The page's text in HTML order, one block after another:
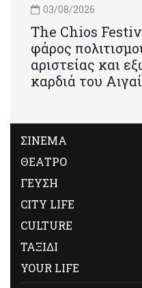
03/08/2026
Τhe Chios
φάρος
αριστείας και
καρδιά του
ΣΙΝΕΜΑ
ΘΕΑΤΡΟ
ΓΕΥΣΗ
CITY LIFE
CULTURE
ΤΑΞΙΔΙ
YOUR LIFE